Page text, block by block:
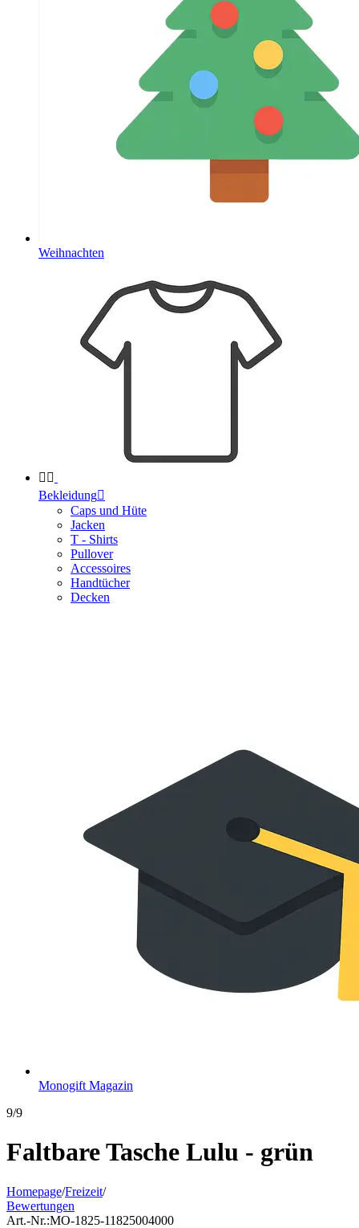
Weihnachten
 
Bekleidung
Caps und Hüte
Jacken
T - Shirts
Pullover
Accessoires
Handtücher
Decken
Monogift Magazin
9/9
Faltbare Tasche Lulu - grün
Homepage/Freizeit/
Bewertungen
Art.-Nr.:MO-1825-11825004000